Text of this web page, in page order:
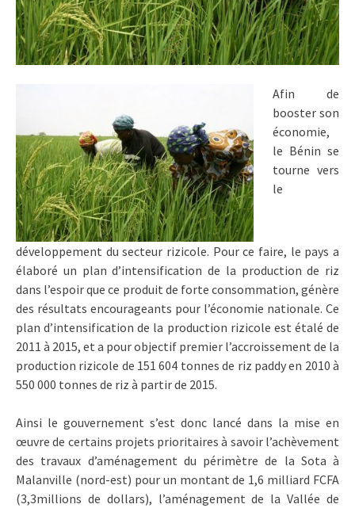
Afin de
booster son
économie,
le Bénin se
tourne vers
le
développement du secteur rizicole. Pour ce faire, le pays a
élaboré un plan d’intensification de la production de riz
dans l’espoir que ce produit de forte consommation, génère
des résultats encourageants pour l’économie nationale. Ce
plan d’intensification de la production rizicole est étalé de
2011 à 2015, et a pour objectif premier l’accroissement de la
production rizicole de 151 604 tonnes de riz paddy en 2010 à
550 000 tonnes de riz à partir de 2015.
Ainsi le gouvernement s’est donc lancé dans la mise en
œuvre de certains projets prioritaires à savoir l’achèvement
des travaux d’aménagement du périmètre de la Sota à
Malanville (nord-est) pour un montant de 1,6 milliard FCFA
(3,3millions de dollars), l’aménagement de la Vallée de